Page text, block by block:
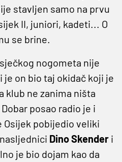
stavljen samo na prvu
II, juniori, kadeti... O
se brine.
nogometa nije
je on bio taj okidač koji je
klub ne zanima ništa
posao radio je i
Osijek pobijedio veliki
Dino Skender i
je bio dojam kao da